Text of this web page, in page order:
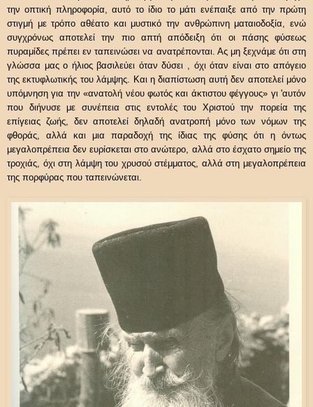
την οπτική πληροφορία, αυτό το ίδιο το μάτι ενέπαιξε από την πρώτη
στιγμή με τρόπο αθέατο και μυστικό την ανθρώπινη ματαιοδοξία, ενώ
συγχρόνως αποτελεί την πιο απτή απόδειξη ότι οι πάσης φύσεως
πυραμίδες πρέπει εν ταπεινώσει να ανατρέπονται. Ας μη ξεχνάμε ότι στη
γλώσσα μας ο ήλιος βασιλεύει όταν δύσει , όχι όταν είναι στο απόγειο
της εκτυφλωτικής του λάμψης. Και η διαπίστωση αυτή δεν αποτελεί μόνο
υπόμνηση για την «ανατολή νέου φωτός και άκτιστου φέγγους» γι 'αυτόν
που διήνυσε με συνέπεια στις εντολές του Χριστού την πορεία της
επίγειας ζωής, δεν αποτελεί δηλαδή ανατροπή μόνο των νόμων της
φθοράς, αλλά και μια παραδοχή της ίδιας της φύσης ότι η όντως
μεγαλοπρέπεια δεν ευρίσκεται στο ανώτερο, αλλά στο έσχατο σημείο της
τροχιάς, όχι στη λάμψη του χρυσού στέμματος, αλλά στη μεγαλοπρέπεια
της πορφύρας που ταπεινώνεται.